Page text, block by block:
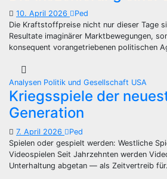
10. April 2026
Ped
Die Kraftstoffpreise nicht nur dieser Tage
Resultate imaginärer Marktbewegungen,
konsequent vorangetriebenen politischen
Analysen Politik und Gesellschaft USA
Kriegsspiele der
Generation
7. April 2026
Ped
Spielen oder gespielt werden: Westliche
Videospielen Seit Jahrzehnten werden
Unterhaltung abgetan — als Zeitvertreib